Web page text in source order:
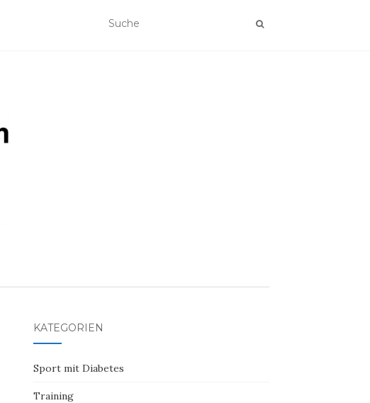
KATEGORIEN
Sport mit Diabetes
Training